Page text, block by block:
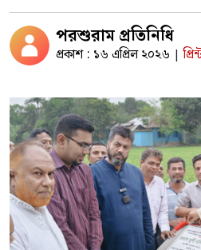
পরশুরাম প্রতিনিধি
প্রকাশ : ১৬ এপ্রিল ২০২৬ |